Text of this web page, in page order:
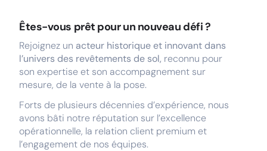
Êtes-vous prêt pour un nouveau défi ?
Rejoignez un acteur historique et innovant dans
l’univers des revêtements de sol, reconnu pour
son expertise et son accompagnement sur
mesure, de la vente à la pose.
Forts de plusieurs décennies d’expérience, nous
avons bâti notre réputation sur l’excellence
opérationnelle, la relation client premium et
l’engagement de nos équipes.